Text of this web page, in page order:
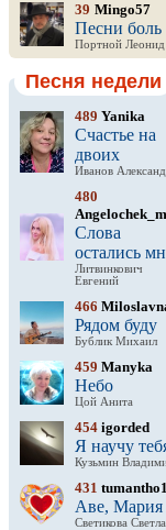
39 Mingo57
Песни боль
Портной Леонид
Песня недели
489 Yanika
Счастье на
двоих
Иванов
480
Слова
остались
Литвинкович
Евгений
466
Рядом буду
Бублик Михаил
459 Manyka
Небо
Цой Анита
454 igorded
Я научу
Кузьмин
431 tumantho1
Аве, Мария
Светикова